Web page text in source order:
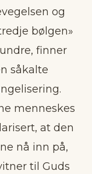
og
bølgen»
finner
såkalte
menneskes
at den
nå inn på,
til Guds